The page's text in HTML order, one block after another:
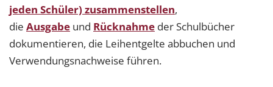
jeden Schüler) zusammenstellen,
die Ausgabe und Rücknahme der Schulbücher
dokumentieren, die Leihentgelte abbuchen und
Verwendungsnachweise führen.